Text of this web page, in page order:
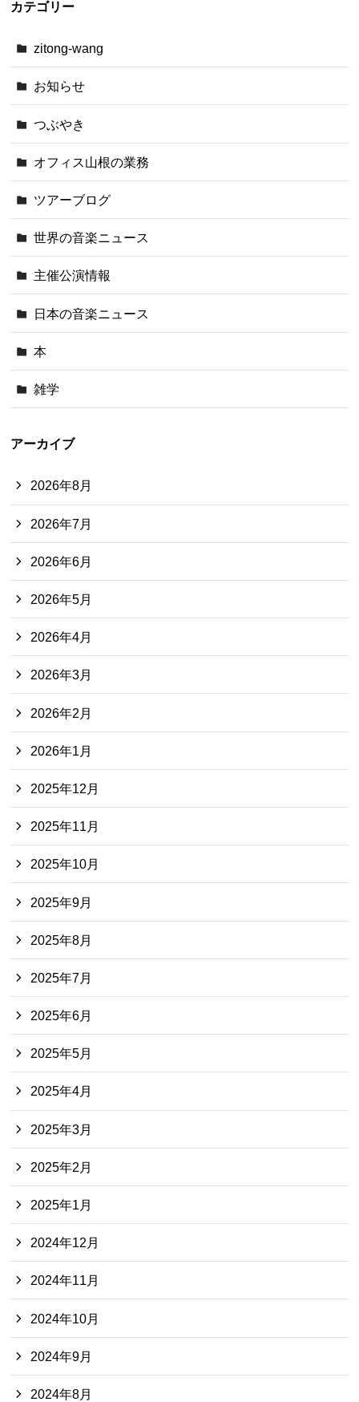
カテゴリー
zitong-wang
お知らせ
つぶやき
オフィス山根の業務
ツアーブログ
世界の音楽ニュース
主催公演情報
日本の音楽ニュース
本
雑学
アーカイブ
2026年8月
2026年7月
2026年6月
2026年5月
2026年4月
2026年3月
2026年2月
2026年1月
2025年12月
2025年11月
2025年10月
2025年9月
2025年8月
2025年7月
2025年6月
2025年5月
2025年4月
2025年3月
2025年2月
2025年1月
2024年12月
2024年11月
2024年10月
2024年9月
2024年8月